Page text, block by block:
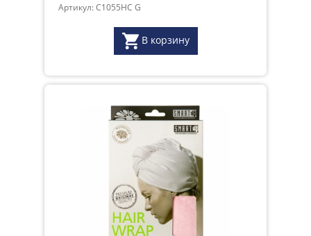
Артикул: C1055HC G
В корзину